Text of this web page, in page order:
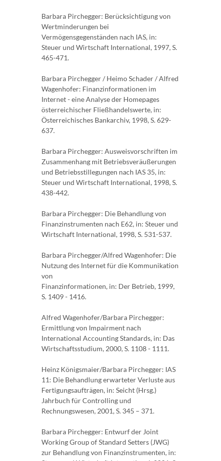
Barbara Pirchegger: Berücksichtigung von
Wertminderungen bei
Vermögensgegenständen nach IAS, in:
Steuer und Wirtschaft International, 1997, S.
465-471.
Barbara Pirchegger / Heimo Schader / Alfred
Wagenhofer: Finanzinformationen im
Internet - eine Analyse der Homepages
österreichischer Fließhandelswerte, in:
Österreichisches Bankarchiv, 1998, S. 629-
637.
Barbara Pirchegger: Ausweisvorschriften im
Zusammenhang mit Betriebsveräußerungen
und Betriebsstillegungen nach IAS 35, in:
Steuer und Wirtschaft International, 1998, S.
438-442.
Barbara Pirchegger: Die Behandlung von
Finanzinstrumenten nach E62, in: Steuer und
Wirtschaft International, 1998, S. 531-537.
Barbara Pirchegger/Alfred Wagenhofer: Die
Nutzung des Internet für die Kommunikation
von
Finanzinformationen, in: Der Betrieb, 1999,
S. 1409 - 1416.
Alfred Wagenhofer/Barbara Pirchegger:
Ermittlung von Impairment nach
International Accounting Standards, in: Das
Wirtschaftsstudium, 2000, S. 1108 - 1111.
Heinz Königsmaier/Barbara Pirchegger: IAS
11: Die Behandlung erwarteter Verluste aus
Fertigungsaufträgen, in: Seicht (Hrsg.)
Jahrbuch für Controlling und
Rechnungswesen, 2001, S. 345 – 371.
Barbara Pirchegger: Entwurf der Joint
Working Group of Standard Setters (JWG)
zur Behandlung von Finanzinstrumenten, in: